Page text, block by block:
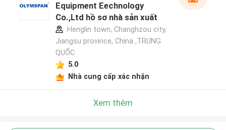
Equipment Eechnology
Co.,Ltd hồ sơ nhà sản xuất
Henglin town, Changhzou city,
Jiangsu province, China ,TRUNG
QUỐC
5.0
Nhà cung cấp xác nhận
Xem thêm